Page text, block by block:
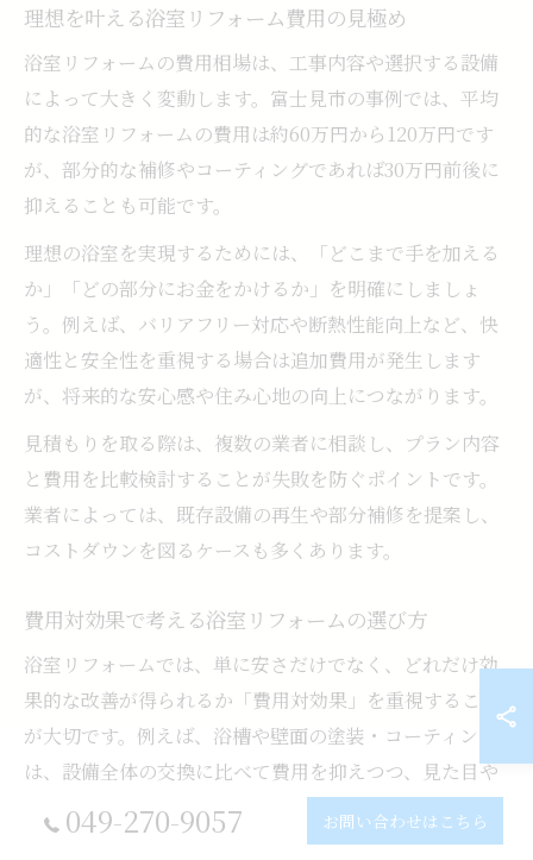
理想を叶える浴室リフォーム費用の見極め
浴室リフォームの費用相場は、工事内容や選択する設備
によって大きく変動します。富士見市の事例では、平均
的な浴室リフォームの費用は約60万円から120万円です
が、部分的な補修やコーティングであれば30万円前後に
抑えることも可能です。
理想の浴室を実現するためには、「どこまで手を加える
か」「どの部分にお金をかけるか」を明確にしましょ
う。例えば、バリアフリー対応や断熱性能向上など、快
適性と安全性を重視する場合は追加費用が発生します
が、将来的な安心感や住み心地の向上につながります。
見積もりを取る際は、複数の業者に相談し、プラン内容
と費用を比較検討することが失敗を防ぐポイントです。
業者によっては、既存設備の再生や部分補修を提案し、
コストダウンを図るケースも多くあります。
費用対効果で考える浴室リフォームの選び方
浴室リフォームでは、単に安さだけでなく、どれだけ効
果的な改善が得られるか「費用対効果」を重視すること
が大切です。例えば、浴槽や壁面の塗装・コーティング
は、設備全体の交換に比べて費用を抑えつつ、見た目や
清掃性を向上させることができます。
049-270-9057 お問い合わせはこちら